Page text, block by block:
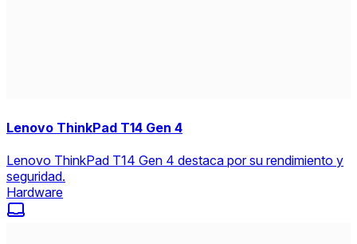
Lenovo ThinkPad T14 Gen 4
Lenovo ThinkPad T14 Gen 4 destaca por su rendimiento y
seguridad.
Hardware